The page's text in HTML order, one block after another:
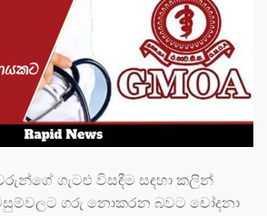
ගැටළු විසඳීම සඳහා කලින්
ගරු නොකරන බවට චෝදනා